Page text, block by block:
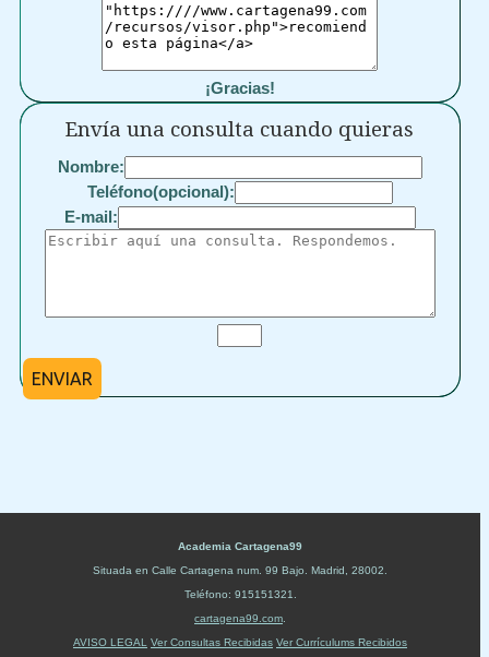
¡Gracias!
Envía una consulta cuando quieras
Nombre:
Teléfono(opcional):
E-mail:
ENVIAR
Academia Cartagena99
Situada en Calle Cartagena num. 99 Bajo Madrid 28002
Teléfono: 915151321
cartagena99.com
AVISO LEGAL
Ver Consultas Recibidas Ver Currículums Recibidos